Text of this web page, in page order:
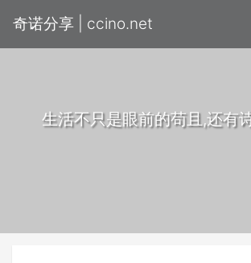
奇诺分享 | ccino.net
生活不只是眼前的苟且,还有